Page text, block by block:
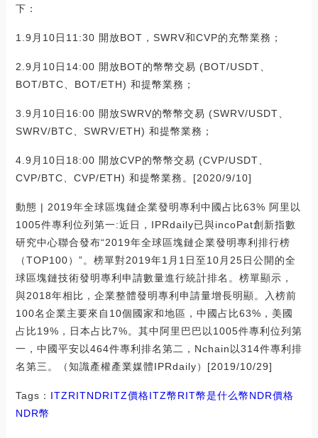
下：
1.9月10日11:30 開放BOT，SWRV和CVP的充幣業務；
2.9月10日14:00 開放BOT的幣幣交易 (BOT/USDT、
BOT/BTC、BOT/ETH) 和提幣業務；
3.9月10日16:00 開放SWRV的幣幣交易 (SWRV/USDT、
SWRV/BTC、SWRV/ETH) 和提幣業務；
4.9月10日18:00 開放CVP的幣幣交易 (CVP/USDT、
CVP/BTC、CVP/ETH) 和提幣業務。[2020/9/10]
動態 | 2019年全球區塊鏈企業發明專利中國占比63% 阿里以
1005件專利位列第一:近日，IPRdaily已與incoPat創新指數
研究中心聯合發布“2019年全球區塊鏈企業發明專利排行榜
（TOP100）”。榜單對2019年1月1日至10月25日公開的全
球區塊鏈技術發明專利申請數量進行統計排名。榜單顯示，
與2018年相比，企業整體發明專利申請量增長明顯。入榜前
100名企業主要來自10個國家和地區，中國占比63%，美國
占比19%，日本占比7%。其中阿里巴巴以1005件專利位列第
一，中國平安以464件專利排名第二，Nchain以314件專利排
名第三。（知識產權產業媒體IPRdaily）[2019/10/29]
Tags： ITZRITNDRITZ價格ITZ幣RIT幣是什么幣NDR價格
NDR幣